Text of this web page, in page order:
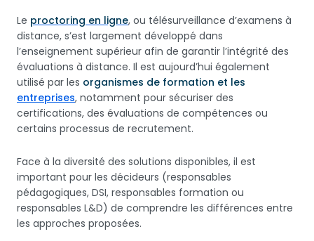
Le proctoring en ligne, ou télésurveillance d’examens à
distance, s’est largement développé dans
l’enseignement supérieur afin de garantir l’intégrité des
évaluations à distance. Il est aujourd’hui également
utilisé par les organismes de formation et les
entreprises, notamment pour sécuriser des
certifications, des évaluations de compétences ou
certains processus de recrutement.
Face à la diversité des solutions disponibles, il est
important pour les décideurs (responsables
pédagogiques, DSI, responsables formation ou
responsables L&D) de comprendre les différences entre
les approches proposées.